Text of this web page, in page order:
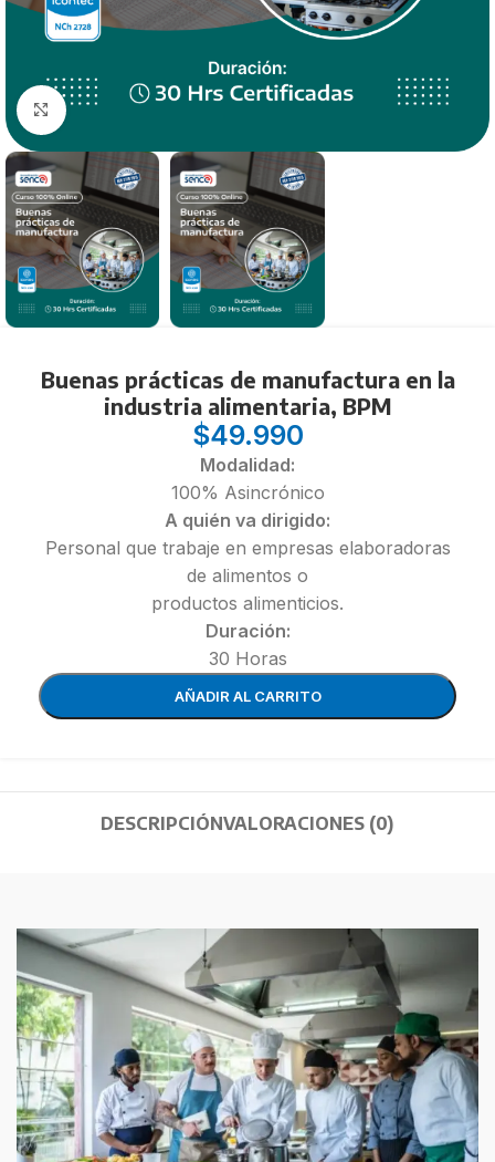
Click to enlarge
Buenas prácticas de manufactura en la
industria alimentaria, BPM
$49.990
Modalidad:
100% Asincrónico
A quién va dirigido:
Personal que trabaje en empresas elaboradoras
de alimentos o
productos alimenticios.
Duración:
30 Horas
AÑADIR AL CARRITO
DESCRIPCIÓNVALORACIONES (0)